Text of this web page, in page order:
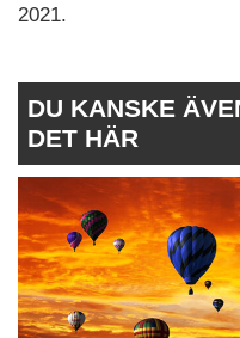
2021.
DU KANSKE
DET HÄR